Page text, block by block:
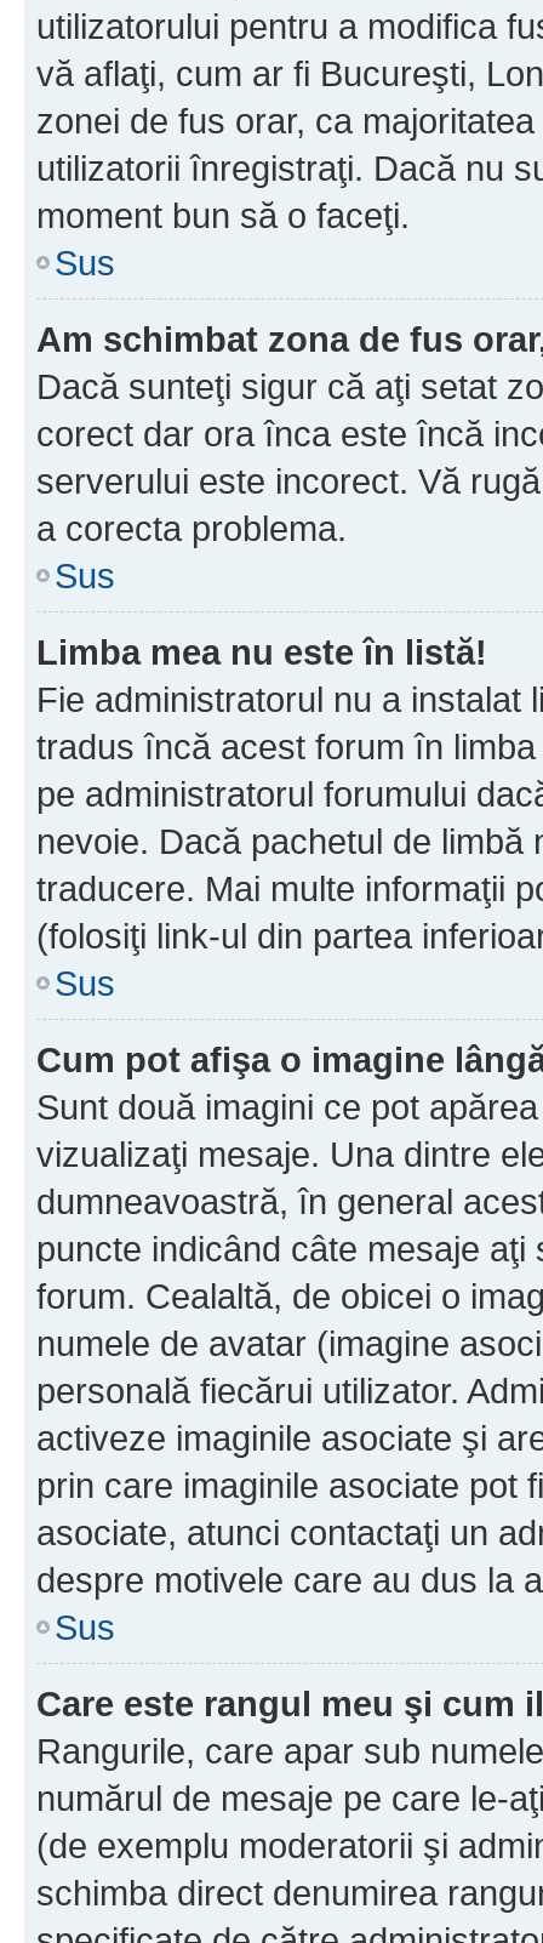
utilizatorului pentru a modifica
vă aflaţi, cum ar fi Bucureşti,
zonei de fus orar, ca
utilizatorii înregistraţi. Dacă nu
moment bun să o faceţi.
Sus
Am schimbat zona de fus
Dacă sunteţi sigur că aţi setat
corect dar ora înca este încă
serverului este incorect. Vă
a corecta problema.
Sus
Limba mea nu este în listă!
Fie administratorul nu a instalat
tradus încă acest forum în
pe administratorul forumului
nevoie. Dacă pachetul de
traducere. Mai multe informaţii
(folosiţi link-ul din partea
Sus
Cum pot afişa o imagine
Sunt două imagini ce pot
vizualizaţi mesaje. Una dintre
dumneavoastră, în general
puncte indicând câte mesaje
forum. Cealaltă, de obicei o
numele de avatar (imagine
personală fiecărui utilizator.
activeze imaginile asociate şi
prin care imaginile asociate pot
asociate, atunci contactaţi un
despre motivele care au dus la
Sus
Care este rangul meu şi cum
Rangurile, care apar sub
numărul de mesaje pe care le-
(de exemplu moderatorii şi
schimba direct denumirea